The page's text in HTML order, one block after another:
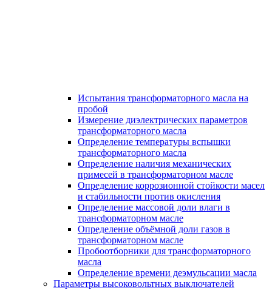
Испытания трансформаторного масла на
пробой
Измерение диэлектрических параметров
трансформаторного масла
Определение температуры вспышки
трансформаторного масла
Определение наличия механических
примесей в трансформаторном масле
Определение коррозионной стойкости масел
и стабильности против окисления
Определение массовой доли влаги в
трансформаторном масле
Определение объёмной доли газов в
трансформаторном масле
Пробоотборники для трансформаторного
масла
Определение времени деэмульсации масла
Параметры высоковольтных выключателей